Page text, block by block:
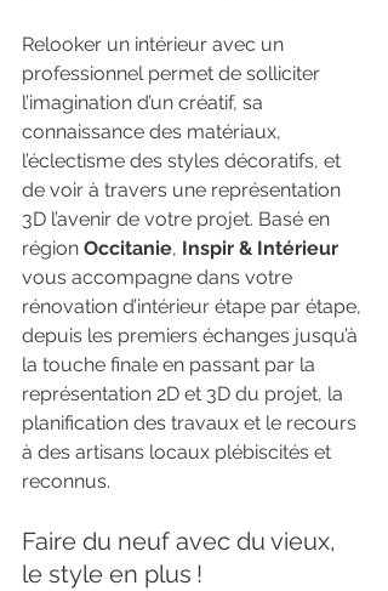
Relooker un intérieur avec un
professionnel permet de solliciter
l’imagination d’un créatif, sa
connaissance des matériaux,
l’éclectisme des styles décoratifs, et
de voir à travers une représentation
3D l’avenir de votre projet. Basé en
région Occitanie, Inspir & Intérieur
vous accompagne dans votre
rénovation d’intérieur étape par étape,
depuis les premiers échanges jusqu’à
la touche finale en passant par la
représentation 2D et 3D du projet, la
planification des travaux et le recours
à des artisans locaux plébiscités et
reconnus.
Faire du neuf avec du vieux,
le style en plus !